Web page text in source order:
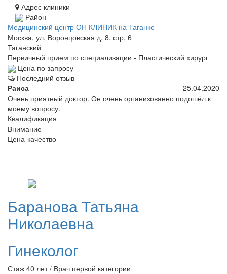
Адрес клиники
Район
Медицинский центр ОН КЛИНИК на Таганке
Москва, ул. Воронцовская д. 8, стр. 6
Таганский
Первичный прием по специализации - Пластический хирург
Цена по запросу
Последний отзыв
Раиса
25.04.2020
Очень приятный доктор. Он очень организованно подошёл к
моему вопросу.
Квалификация
Внимание
Цена-качество
БарановаТатьяна
Николаевна
Гинеколог
Стаж 40 лет / Врач первой категории